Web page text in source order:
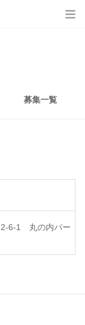
募集一覧
2-6-1 丸の内パー